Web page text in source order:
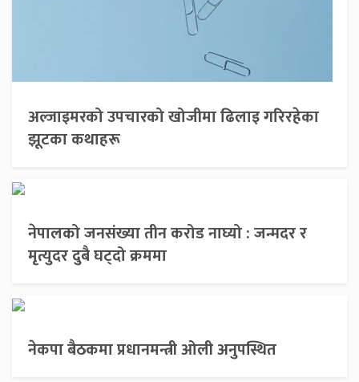
अल्जाइमरको उपचारको खोजीमा ढिलाइ गरिरहेका
झूटका कथाहरू
नेपालको जनसंख्या तीन करोड नाघ्यो : जन्मदर र
मृत्युदर दुबै घट्दो क्रममा
नेकपा बैठकमा प्रधानमन्त्री ओली अनुपस्थित